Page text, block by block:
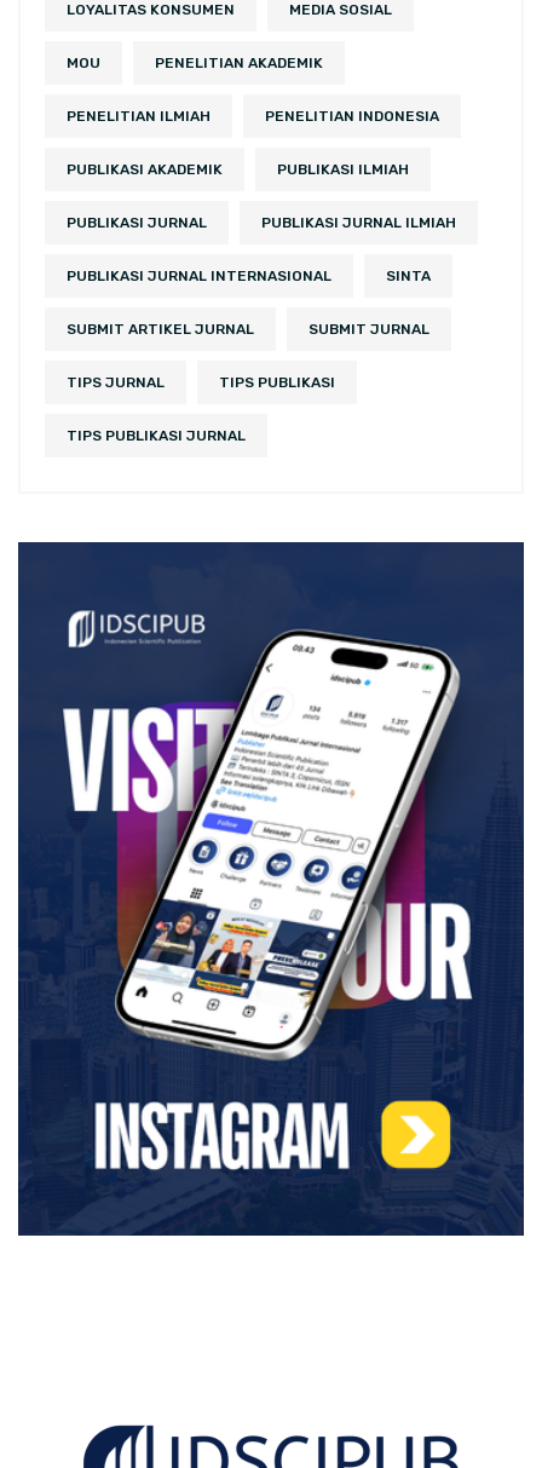
LOYALITAS KONSUMEN MEDIA SOSIAL
MOU PENELITIAN AKADEMIK
PENELITIAN ILMIAH PENELITIAN INDONESIA
PUBLIKASI AKADEMIK PUBLIKASI ILMIAH
PUBLIKASI JURNAL PUBLIKASI JURNAL ILMIAH
PUBLIKASI JURNAL INTERNASIONAL SINTA
SUBMIT ARTIKEL JURNAL SUBMIT JURNAL
TIPS JURNAL TIPS PUBLIKASI
TIPS PUBLIKASI JURNAL